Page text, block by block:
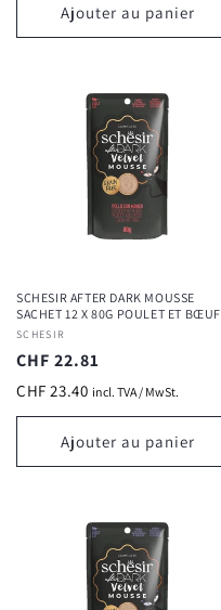
Ajouter au panier
SCHESIR AFTER DARK MOUSSE
SACHET 12 X 80G POULET ET BŒUF
Fournisseur :
SCHESIR
Prix
habituel
CHF 22.81
CHF 23.40 incl. TVA / MwSt.
Ajouter au panier